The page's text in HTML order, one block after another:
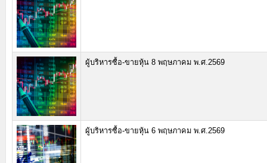
ผู้บริหารซื้อ-ขายหุ้น 8 พฤษภาคม พ.ศ.2569
ผู้บริหารซื้อ-ขายหุ้น 6 พฤษภาคม พ.ศ.2569